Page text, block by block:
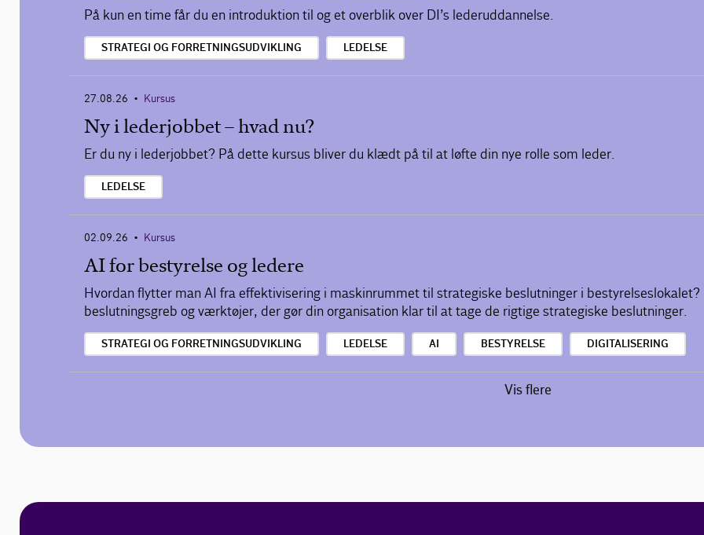
På kun en time får du en introduktion til og et overblik over DI’s lederuddannelse.
STRATEGI OG FORRETNINGSUDVIKLING LEDELSE
27.08.26 • Kursus
Ny i lederjobbet – hvad nu?
Er du ny i lederjobbet? På dette kursus bliver du klædt på til at løfte din nye rolle som leder.
LEDELSE
02.09.26 • Kursus
AI for bestyrelse og ledere
Hvordan flytter man AI fra effektivisering i maskinrummet til strategiske beslutninger i
beslutningsgreb og værktøjer, der gør din organisation klar til at tage de rigtige strategiske beslutninger.
STRATEGI OG FORRETNINGSUDVIKLING LEDELSE AI BESTYRELSE DIGITALISERING
Vis flere